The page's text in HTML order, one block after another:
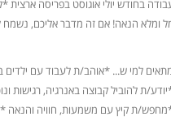
בחודש יולי אוגוסט בפריסה ארצית
ומלא הנאה! אם זה מדבר אליכם, נשמח
למי ש... *אוהב/ת לעבוד עם ילדים
ת להוביל קבוצה באנרגיה, רגישות
ת קיץ עם משמעות, חוויה והנאה